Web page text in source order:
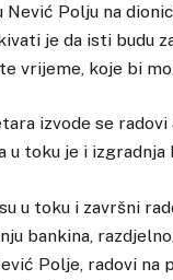
Polju na
je da isti budu
vrijeme, koje bi
izvode se
toku je i
u toku i završni
bankina,
Polje, radovi na